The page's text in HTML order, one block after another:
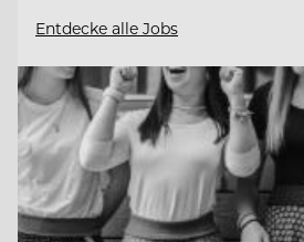
Entdecke alle Jobs